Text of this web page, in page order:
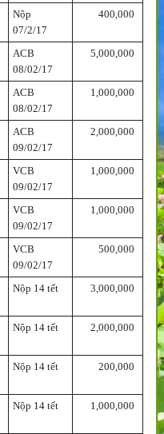
Nộp
07/2/17
400,000
ACB
08/02/17
5,000,000
ACB
08/02/17
1,000,000
ACB
09/02/17
2,000,000
VCB
09/02/17
1,000,000
VCB
09/02/17
1,000,000
VCB
09/02/17
500,000
Nộp 14 tết 3,000,000
Nộp 14 tết 2,000,000
Nộp 14 tết 200,000
Nộp 14 tết 1,000,000